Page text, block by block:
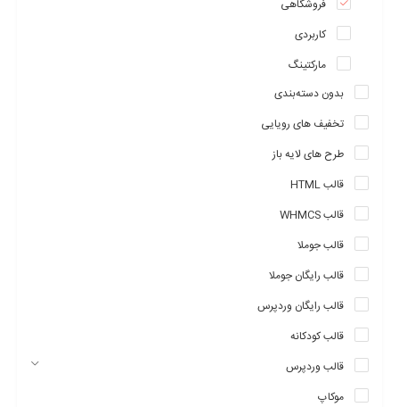
فروشگاهی
کاربردی
مارکتینگ
بدون دسته‌بندی
تخفیف های رویایی
طرح های لایه باز
قالب HTML
قالب WHMCS
قالب جوملا
قالب رایگان جوملا
قالب رایگان وردپرس
قالب کودکانه
قالب وردپرس
موکاپ